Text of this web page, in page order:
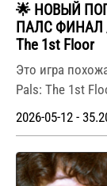
🌟 НОВЫЙ
ПАЛС ФИНАЛ
The 1st Floor
Это игра
Pals: The 1st
2026-05-12 -